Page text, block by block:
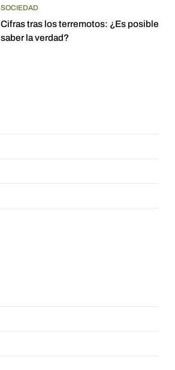
SOCIEDAD
Cifras tras los terremotos: ¿Es posible
saber la verdad?